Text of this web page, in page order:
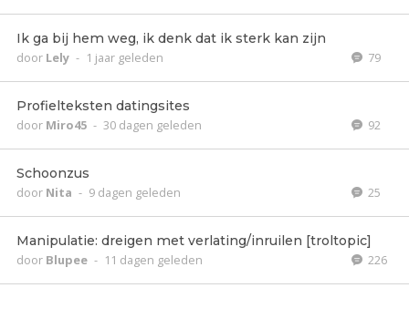
Ik ga bij hem weg, ik denk dat ik sterk kan zijn
door Lely - 1 jaar geleden 79
Profielteksten datingsites
door Miro45 - 30 dagen geleden 92
Schoonzus
door Nita - 9 dagen geleden 25
Manipulatie: dreigen met verlating/inruilen [troltopic]
door Blupee - 11 dagen geleden 226